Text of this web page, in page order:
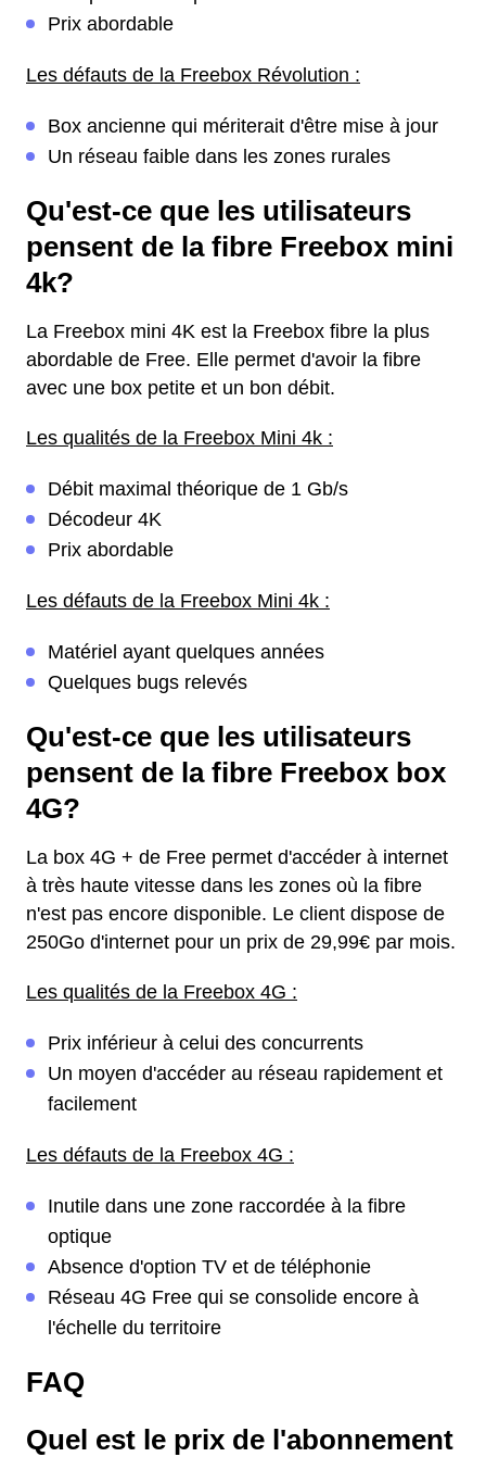
Prix abordable
Les défauts de la Freebox Révolution :
Box ancienne qui mériterait d'être mise à jour
Un réseau faible dans les zones rurales
Qu'est-ce que les utilisateurs
pensent de la fibre Freebox mini
4k?
La Freebox mini 4K est la Freebox fibre la plus
abordable de Free. Elle permet d'avoir la fibre
avec une box petite et un bon débit.
Les qualités de la Freebox Mini 4k :
Débit maximal théorique de 1 Gb/s
Décodeur 4K
Prix abordable
Les défauts de la Freebox Mini 4k :
Matériel ayant quelques années
Quelques bugs relevés
Qu'est-ce que les utilisateurs
pensent de la fibre Freebox box
4G?
La box 4G + de Free permet d'accéder à internet
à très haute vitesse dans les zones où la fibre
n'est pas encore disponible. Le client dispose de
250Go d'internet pour un prix de 29,99€ par mois.
Les qualités de la Freebox 4G :
Prix inférieur à celui des concurrents
Un moyen d'accéder au réseau rapidement et
facilement
Les défauts de la Freebox 4G :
Inutile dans une zone raccordée à la fibre
optique
Absence d'option TV et de téléphonie
Réseau 4G Free qui se consolide encore à
l'échelle du territoire
FAQ
Quel est le prix de l'abonnement